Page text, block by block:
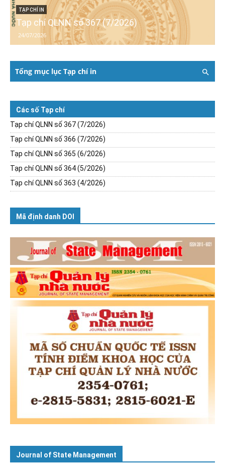
TẠP CHÍ IN
Tạp chí QLNN số 367 (7/2026)
24/07/2026
Tổng mục lục Tạp chí in
Các số Tạp chí
Tạp chí QLNN số 367 (7/2026)
Tạp chí QLNN số 366 (7/2026)
Tạp chí QLNN số 365 (6/2026)
Tạp chí QLNN số 364 (5/2026)
Tạp chí QLNN số 363 (4/2026)
Mã định danh DOI
Journal of State Management